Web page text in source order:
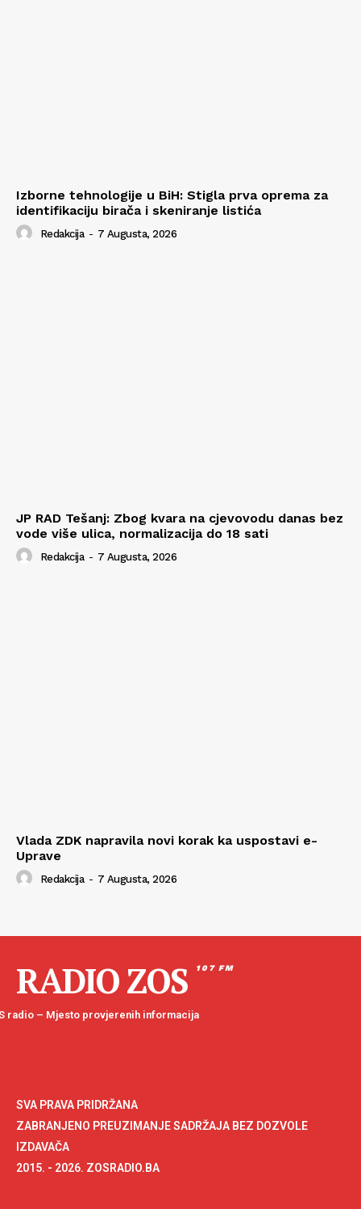
Izborne tehnologije u BiH: Stigla prva oprema za
identifikaciju birača i skeniranje listića
Redakcija - 7 Augusta, 2026
JP RAD Tešanj: Zbog kvara na cjevovodu danas bez
vode više ulica, normalizacija do 18 sati
Redakcija - 7 Augusta, 2026
Vlada ZDK napravila novi korak ka uspostavi e-
Uprave
Redakcija - 7 Augusta, 2026
RADIO ZOS 107 FM
radio – Mjesto provjerenih informacija
SVA PRAVA PRIDRŽANA
ZABRANJENO PREUZIMANJE SADRŽAJA BEZ DOZVOLE
IZDAVAČA
2015. - 2026. ZOSRADIO.BA